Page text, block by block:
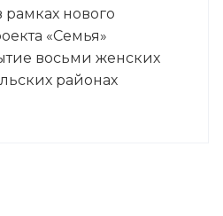
рамках нового
«Семья»
восьми женских
районах